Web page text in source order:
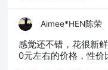
Aimee*HEN陈荣
感觉还不错，花很新
0元左右的价格，性价